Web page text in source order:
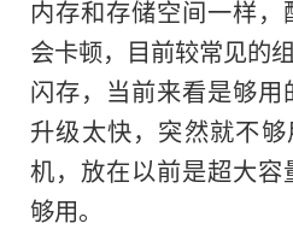
内存和存储空间一样
会卡顿，目前较常见的
闪存，当前来看是够
升级太快，突然就不
机，放在以前是超大
够用。